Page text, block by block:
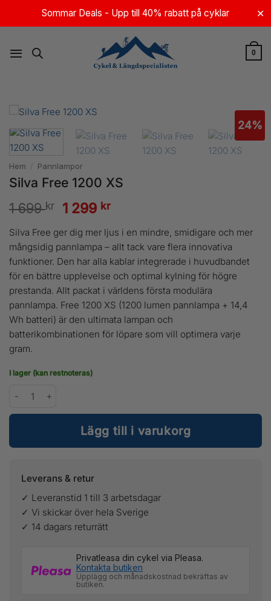
Sommar Deals - Upp till 40% rabatt på cyklar ✕
0
24%
Hem / Pannlampor
Silva Free 1200 XS
1 699kr
Det
ursprungliga
priset
var:
1
699 kr.
1 299 krDet
nuvarande
priset
är:
1
299 kr.
Silva Free ger dig mer ljus i en mindre, smidigare och mer
mångsidig pannlampa – allt tack vare flera innovativa
funktioner. Den har alla kablar integrerade i huvudbandet
för en bättre upplevelse och optimal kylning för högre
prestanda. Allt packat i världens första modulära
pannlampa. Free 1200 XS (1200 lumen pannlampa + 14,4
Wh batteri) är den ultimata lampan och
batterikombinationen för löpare som vill optimera varje
gram.
I lager (kan restnoteras)
Lägg till i varukorg
Leverans & retur
✓ Leveranstid 1 till 3 arbetsdagar
✓ Vi skickar över hela Sverige
✓ 14 dagars returrätt
Privatleasa din cykel via Pleasa.
Kontakta butiken
Upplägg och månadskostnad bekräftas av
butiken.